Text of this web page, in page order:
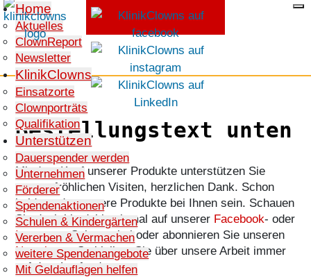
SPENDEN
Home
Aktuelles
ClownReport
Newsletter
KlinikClowns
Einsatzorte
Clownporträts
Qualifikation
Unterstützen
Dauerspender werden
Unternehmen
Förderer
Spendenaktionen
Schulen & Kindergärten
Vererben & Vermachen
weitere Spendenangebote
Mit Geldauflagen helfen
Bestellungstext unten
Mit dem Kauf unserer Produkte unterstützen Sie
unsere fröhlichen Visiten, herzlichen Dank. Schon
bald werden unsere Produkte bei Ihnen sein. Schauen
Sie doch bis dahin einmal auf unserer Facebook- oder
InstagramSeite vorbei oder abonnieren Sie unseren
Newsletter. So bleiben Sie über unsere Arbeit immer
auf dem Laufenden.